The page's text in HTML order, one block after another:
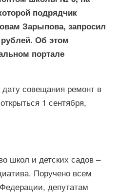
подрядчик
Зарыпова, запросил
Об этом
портале
совещания ремонт в
1 сентября,
школ и детских садов –
Поручено всем
депутатам